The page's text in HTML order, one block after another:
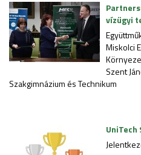
vízügyi
Miskolci
Szent
Szakgimnázium és Technikum